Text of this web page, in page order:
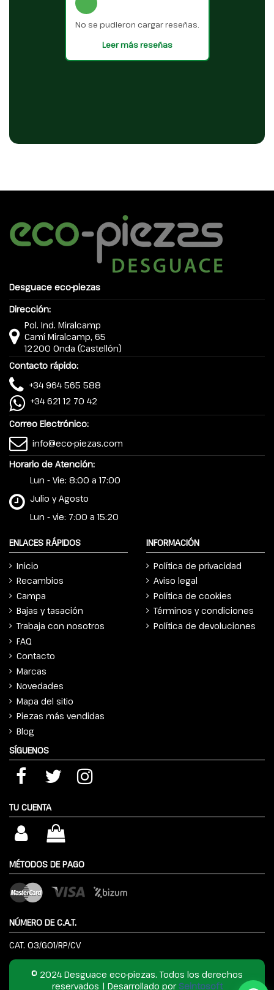
No se pudieron cargar reseñas.
Leer más reseñas
Desguace eco-piezas
Dirección:
Pol. Ind. Miralcamp
Camí Miralcamp, 65
12200 Onda (Castellón)
Contacto rápido:
+34 964 565 588
+34 621 12 70 42
Correo Electrónico:
info@eco-piezas.com
Horario de Atención:
Lun - Vie: 8:00 a 17:00
Julio y Agosto
Lun - vie: 7:00 a 15:20
ENLACES RÁPIDOS
Inicio
Recambios
Campa
Bajas y tasación
Trabaja con nosotros
FAQ
Contacto
Marcas
Novedades
Mapa del sitio
Piezas más vendidas
Blog
INFORMACIÓN
Política de privacidad
Aviso legal
Política de cookies
Términos y condiciones
Política de devoluciones
SÍGUENOS
TU CUENTA
MÉTODOS DE PAGO
NÚMERO DE C.A.T.
CAT. 03/G01/RP/CV
© 2024 Desguace eco-piezas. Todos los derechos
reservados | Desarrollado por Seintosoft